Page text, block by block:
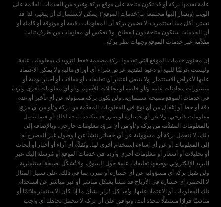
عامة تقدمها بركة أو قد تكون متاحة على موقع بركة وغيره من الخدمات القائمة على
الويب (ويشار إليها مجتمعة ب"خدمات الموقع"). يمكن لاستثمارك أن يتغير، لذا قد
تسترد أقل مما استثمرت. لا تضمن بركة أن المعلومات دقيقة أو موثوقة أو كاملة أو
أن الخدمات ستكون متاحة دون انقطاع. ولا تعكس أي معلومات من طرف ثالث
إن محتوى خدمات الموقع التي تقدمها بركة مصممة فقط لتزويدك بمعلومات عامة
وليست عرضًا للبيع أو دعوة لتقديم عرض شراء أي أوراق مالية ولا يمكن الاعتماد
عليها لأغراض الاستثمار. ولا ينبغي اعتبار أي تعليقات أو مقالات أو أخبار يومية أو
منشورات محادثات عامة و/أو خاصة أو تحليلات للأسهم و/أو أي معلومات أخرى واردة
في خدمات الموقع نصيحة استثمارية. ولن تكون بركة مسؤولة عن أي تأخير أو عدم
دقة أو خطأ أو إغفال من أي نوع في المعلومات المقدَّمة من بركة و/أو من أي مزوّد
معلومات خارجي، ولا عن أي خسارة أو ضرر قد تتكبده نتيجة لذلك أو فيما يتصل
بالمعلومات المقدَّمة من بركة و/أو من أي مزوّد معلومات خارجي. وبالإضافة إلى
ذلك، لا تتحمل بركة أي مسؤولية عن أي خسائر تنشأ عن الوصول غير المصرح به
إلى المعلومات أو عن أي إساءة استخدام أخرى لها. وتُقدَّم أي آراء أو أخبار أو أبحاث
أو تحليلات أو أسعار أو معلومات أخرى واردة في خدمات الموقع أو مُرسلة إليك عبر
البريد الإلكتروني بوصفها تعليقات عامة حول السوق، ولا تُشكّل نصيحة استثمارية.
ولن تقبل بركة أي مسؤولية عن أي خسارة أو ضرر، بما في ذلك، على سبيل المثال
لا الحصر، أي خسارة في الأرباح قد تنشأ بشكل مباشر أو غير مباشر عن استخدام
تلك المعلومات أو الاعتماد عليها. ويُعد كل قرار بشأن ما إذا كان الاستثمار ملائمًا أو
مناسبًا قرارًا مستقلًا تتخذه أنت. وتوافق على أن بركة لا تتحمل تجاهك أي واجب